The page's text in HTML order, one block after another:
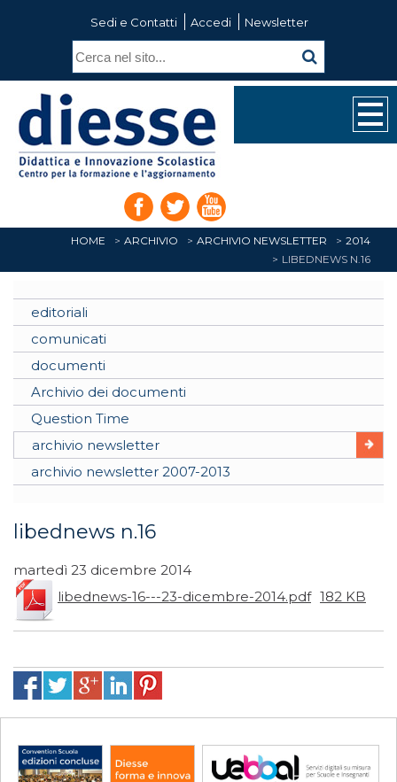
Sedi e Contatti Accedi Newsletter
HOME ARCHIVIO ARCHIVIO NEWSLETTER
2014
LIBEDNEWS N.16
editoriali
comunicati
documenti
Archivio dei documenti
Question Time
archivio newsletter
archivio newsletter 2007-2013
libednews n.16
martedì 23 dicembre 2014
libednews-16---23-dicembre-2014.pdf 182 KB